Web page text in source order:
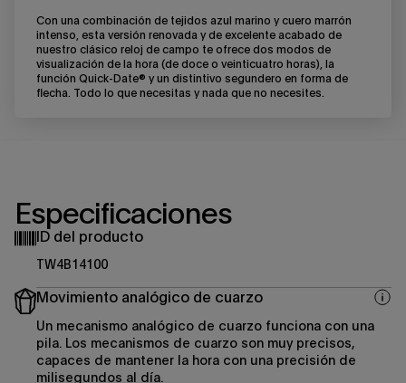
Con una combinación de tejidos azul marino y cuero marrón
intenso, esta versión renovada y de excelente acabado de
nuestro clásico reloj de campo te ofrece dos modos de
visualización de la hora (de doce o veinticuatro horas), la
función Quick-Date® y un distintivo segundero en forma de
flecha. Todo lo que necesitas y nada que no necesites.
Especificaciones
ID del producto
TW4B14100
Movimiento analógico de cuarzo
Un mecanismo analógico de cuarzo funciona con una
pila. Los mecanismos de cuarzo son muy precisos,
capaces de mantener la hora con una precisión de
milisegundos al día.